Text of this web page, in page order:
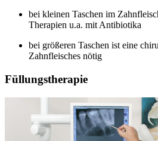
bei kleinen Taschen im
Therapien u.a. mit Antibiotika
bei größeren Taschen ist eine
Zahnfleisches nötig
Füllungstherapie